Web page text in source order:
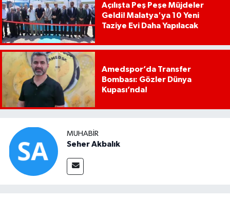
Açılışta Peş Peşe Müjdeler
Geldi! Malatya'ya 10 Yeni
Taziye Evi Daha Yapılacak
Amedspor’da Transfer
Bombası: Gözler Dünya
Kupası’nda!
MUHABIR
Seher Akbalık